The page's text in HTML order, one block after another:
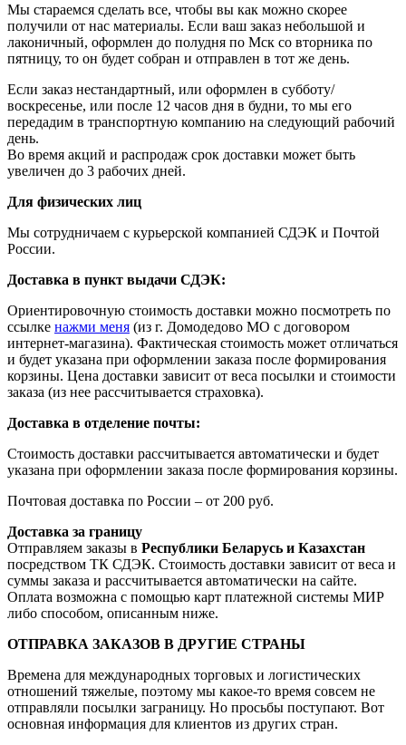
Мы стараемся сделать все, чтобы вы как можно скорее
получили от нас материалы. Если ваш заказ небольшой и
лаконичный, оформлен до полудня по Мск со вторника по
пятницу, то он будет собран и отправлен в тот же день.
Если заказ нестандартный, или оформлен в субботу/
воскресенье, или после 12 часов дня в будни, то мы его
передадим в транспортную компанию на следующий рабочий
день.
Во время акций и распродаж срок доставки может быть
увеличен до 3 рабочих дней.
Для физических лиц
Мы сотрудничаем с курьерской компанией СДЭК и Почтой
России.
Доставка в пункт выдачи СДЭК:
Ориентировочную стоимость доставки можно посмотреть по
ссылке нажми меня (из г. Домодедово МО с договором
интернет-магазина). Фактическая стоимость может отличаться
и будет указана при оформлении заказа после формирования
корзины. Цена доставки зависит от веса посылки и стоимости
заказа (из нее рассчитывается страховка).
Доставка в отделение почты:
Стоимость доставки рассчитывается автоматически и будет
указана при оформлении заказа после формирования корзины.
Почтовая доставка по России – от 200 руб.
Доставка за границу
Отправляем заказы в Республики Беларусь и Казахстан
посредством ТК СДЭК. Стоимость доставки зависит от веса и
суммы заказа и рассчитывается автоматически на сайте.
Оплата возможна с помощью карт платежной системы МИР
либо способом, описанным ниже.
ОТПРАВКА ЗАКАЗОВ В ДРУГИЕ СТРАНЫ
Времена для международных торговых и логистических
отношений тяжелые, поэтому мы какое-то время совсем не
отправляли посылки заграницу. Но просьбы поступают. Вот
основная информация для клиентов из других стран.